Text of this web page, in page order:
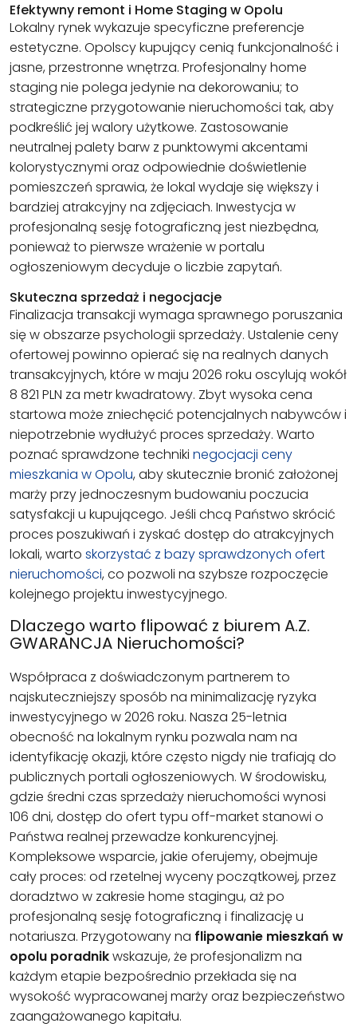
Efektywny remont i Home Staging w Opolu
Lokalny rynek wykazuje specyficzne preferencje
estetyczne. Opolscy kupujący cenią funkcjonalność i
jasne, przestronne wnętrza. Profesjonalny home
staging nie polega jedynie na dekorowaniu; to
strategiczne przygotowanie nieruchomości tak, aby
podkreślić jej walory użytkowe. Zastosowanie
neutralnej palety barw z punktowymi akcentami
kolorystycznymi oraz odpowiednie doświetlenie
pomieszczeń sprawia, że lokal wydaje się większy i
bardziej atrakcyjny na zdjęciach. Inwestycja w
profesjonalną sesję fotograficzną jest niezbędna,
ponieważ to pierwsze wrażenie w portalu
ogłoszeniowym decyduje o liczbie zapytań.
Skuteczna sprzedaż i negocjacje
Finalizacja transakcji wymaga sprawnego poruszania
się w obszarze psychologii sprzedaży. Ustalenie ceny
ofertowej powinno opierać się na realnych danych
transakcyjnych, które w maju 2026 roku oscylują wokół
8 821 PLN za metr kwadratowy. Zbyt wysoka cena
startowa może zniechęcić potencjalnych nabywców i
niepotrzebnie wydłużyć proces sprzedaży. Warto
poznać sprawdzone techniki negocjacji ceny
mieszkania w Opolu, aby skutecznie bronić założonej
marży przy jednoczesnym budowaniu poczucia
satysfakcji u kupującego. Jeśli chcą Państwo skrócić
proces poszukiwań i zyskać dostęp do atrakcyjnych
lokali, warto skorzystać z bazy sprawdzonych ofert
nieruchomości, co pozwoli na szybsze rozpoczęcie
kolejnego projektu inwestycyjnego.
Dlaczego warto flipować z biurem A.Z.
GWARANCJA Nieruchomości?
Współpraca z doświadczonym partnerem to
najskuteczniejszy sposób na minimalizację ryzyka
inwestycyjnego w 2026 roku. Nasza 25-letnia
obecność na lokalnym rynku pozwala nam na
identyfikację okazji, które często nigdy nie trafiają do
publicznych portali ogłoszeniowych. W środowisku,
gdzie średni czas sprzedaży nieruchomości wynosi
106 dni, dostęp do ofert typu off-market stanowi o
Państwa realnej przewadze konkurencyjnej.
Kompleksowe wsparcie, jakie oferujemy, obejmuje
cały proces: od rzetelnej wyceny początkowej, przez
doradztwo w zakresie home stagingu, aż po
profesjonalną sesję fotograficzną i finalizację u
notariusza. Przygotowany na flipowanie mieszkań w
opolu poradnikwskazuje, że profesjonalizm na
każdym etapie bezpośrednio przekłada się na
wysokość wypracowanej marży oraz bezpieczeństwo
zaangażowanego kapitału.